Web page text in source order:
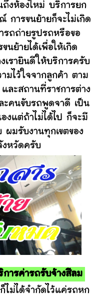
ถึงห้องใหม่ บริการยก
การขนย้ายก็จะไม่เกิด
รถถ่ายรูปรถหรือขอ
นย้ายได้เพื่อให้เกิด
เรายินดีให้บริการครับ
มไว้ใจจากลูกค้า ตาม
ะสถานที่ราชการต่าง
คนขับรถพูดจาดี เป็น
งแต่ถ้าไม่ได้ไป ก็จะมี
มรับงานทุกเขตของ
หวัดครับ
การค่ารถรับจ้างสีลม
ด้จำกัดไว้แค่รถหก